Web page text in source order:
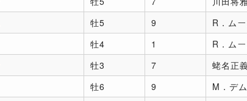
牡5 9 R．ム
牡4 1 R．ム
牡3 7 蛯名正
牡6 9 M．デ